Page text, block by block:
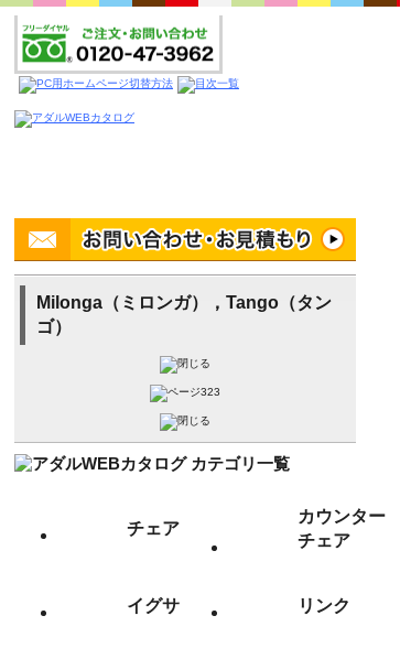
Milonga（ミロンガ），Tango（タン
ゴ）
チェア
カウンター
チェア
イグサ リンク